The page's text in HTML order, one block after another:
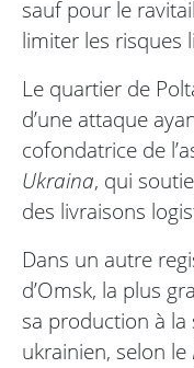
sauf pour le
limiter les risques
Le quartier de
d’une attaque
cofondatrice de
Ukraina, qui
des livraisons
Dans un autre
d’Omsk, la plus
sa production à la
ukrainien, selon le